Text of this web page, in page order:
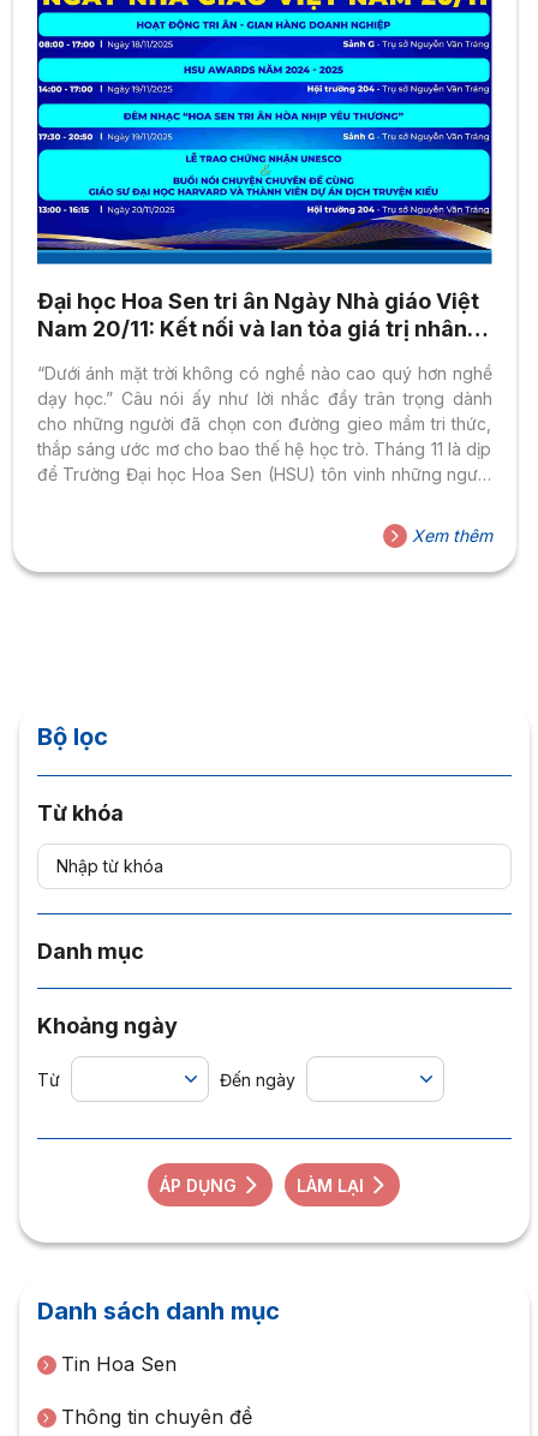
Đại học Hoa Sen tri ân Ngày Nhà giáo Việt
Nam 20/11: Kết nối và lan tỏa giá trị nhân
“Dưới ánh mặt trời không có nghề nào cao quý hơn nghề
dạy học.” Câu nói ấy như lời nhắc đầy trân trọng dành
cho những người đã chọn con đường gieo mầm tri thức,
thắp sáng ước mơ cho bao thế hệ học trò. Tháng 11 là dịp
để Trường Đại học Hoa Sen (HSU) tôn vinh những người
trị nhân văn đến các thế hệ sinh viên. Năm nay, Đại học
Hoa Sen tổ chức chuỗi hoạt động đặc biệt kéo dài từ 15–
20/11/2025,...
Xem thêm
Bộ lọc
Từ khóa
Danh mục
Khoảng ngày
Từ Đến ngày
ÁP DỤNG LÀM LẠI
Danh sách danh mục
Tin Hoa Sen
Thông tin chuyên đề